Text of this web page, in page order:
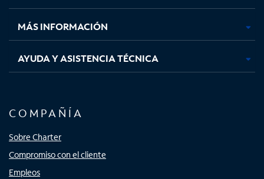
nuevanuevanuevanueva
MÁS INFORMACIÓN
AYUDA Y ASISTENCIA TÉCNICA
COMPAÑÍA
Sobre Charter
Compromiso con el cliente
Empleos